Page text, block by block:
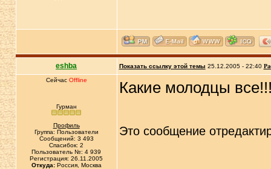
eshba Показать ссылку этой темы 25.12.2005 - 22:40
Сейчас Offline
Гурман
Профиль
Группа: Пользователи
Сообщений: 3 493
Спасибок: 2
Пользователь №: 4 939
Регистрация: 26.11.2005
Откуда:Россия, Москва
Какие молодцы
Это сообщение